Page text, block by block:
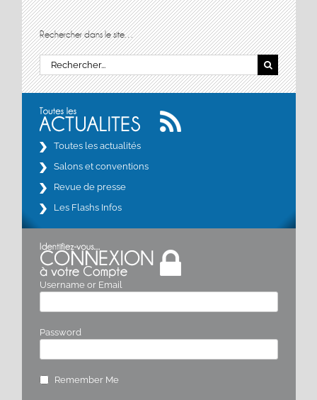
Rechercher dans le site…
Rechercher:
Toutes les actualités
Salons et conventions
Revue de presse
Les Flashs Infos
Username or Email
Password
Remember Me